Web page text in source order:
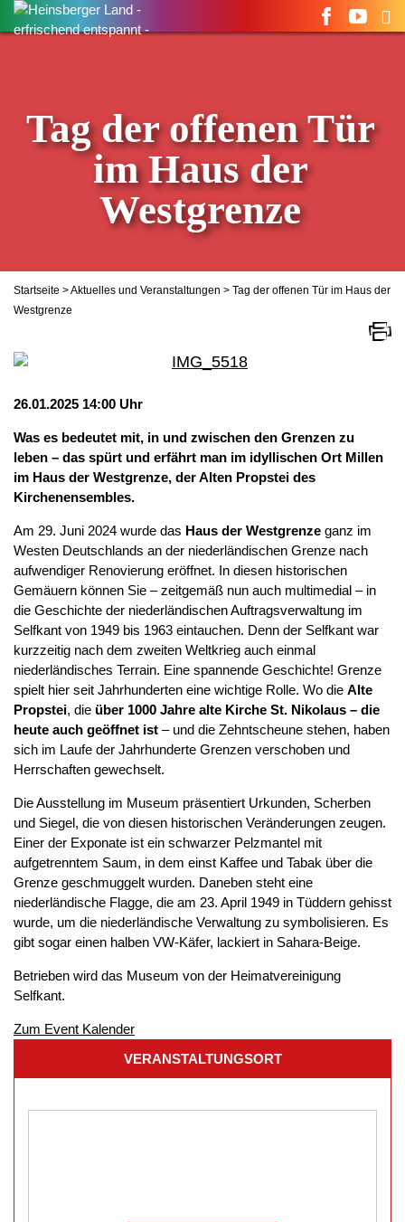
Suchen
nach:
Tag der offenen Tür
im Haus der
Westgrenze
Startseite >Aktuelles und Veranstaltungen > Tag der offenen Tür im Haus der
Westgrenze
26.01.2025 14:00 Uhr
Was es bedeutet mit, in und zwischen den Grenzen zu
leben – das spürt und erfährt man im idyllischen Ort Millen
im Haus der Westgrenze, der Alten Propstei des
Kirchenensembles.
Am 29. Juni 2024 wurde das Haus der Westgrenze ganz im
Westen Deutschlands an der niederländischen Grenze nach
aufwendiger Renovierung eröffnet. In diesen historischen
Gemäuern können Sie – zeitgemäß nun auch multimedial – in
die Geschichte der niederländischen Auftragsverwaltung im
Selfkant von 1949 bis 1963 eintauchen. Denn der Selfkant war
kurzzeitig nach dem zweiten Weltkrieg auch einmal
niederländisches Terrain. Eine spannende Geschichte! Grenze
spielt hier seit Jahrhunderten eine wichtige Rolle. Wo die Alte
Propstei, die über 1000 Jahre alte Kirche St. Nikolaus – die
heute auch geöffnet ist – und die Zehntscheune stehen, haben
sich im Laufe der Jahrhunderte Grenzen verschoben und
Herrschaften gewechselt.
Die Ausstellung im Museum präsentiert Urkunden, Scherben
und Siegel, die von diesen historischen Veränderungen zeugen.
Einer der Exponate ist ein schwarzer Pelzmantel mit
aufgetrenntem Saum, in dem einst Kaffee und Tabak über die
Grenze geschmuggelt wurden. Daneben steht eine
niederländische Flagge, die am 23. April 1949 in Tüddern gehisst
wurde, um die niederländische Verwaltung zu symbolisieren. Es
gibt sogar einen halben VW-Käfer, lackiert in Sahara-Beige.
Betrieben wird das Museum von der Heimatvereinigung
Selfkant.
Zum Event Kalender
VERANSTALTUNGSORT